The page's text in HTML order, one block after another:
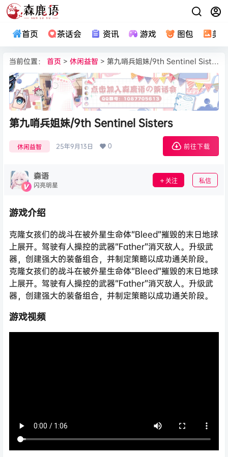
首页 茶话会 资讯 游戏 图包 美
当前位置： 首页 > 休闲益智 > 第九哨兵姐妹/9th Sentinel Sisters
第九哨兵姐妹/9th Sentinel Sisters
休闲益智 25年9月13日 0 前往下载
森语
闪亮明星 关注 私信
游戏介绍
克隆女孩们的战斗在被外星生命体“Bleed”摧毁的末日地球
上展开。驾驶有人操控的武器“Father”消灭敌人。升级武
器，创建强大的装备组合，并制定策略以成功通关阶段。
克隆女孩们的战斗在被外星生命体“Bleed”摧毁的末日地球
上展开。驾驶有人操控的武器“Father”消灭敌人。升级武
器，创建强大的装备组合，并制定策略以成功通关阶段。
游戏视频